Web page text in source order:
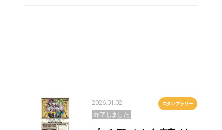
2026.01.02 スタンプラリー
終了しました